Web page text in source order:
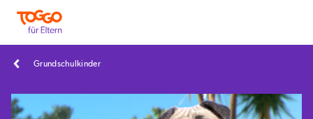
Grundschulkinder